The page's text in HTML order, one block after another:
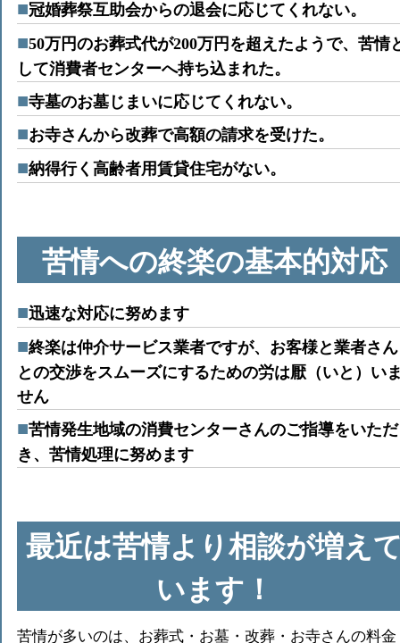
冠婚葬祭互助会からの退会に応じてくれない。
50万円のお葬式代が200万円を超えたようで、苦情
して消費者センターへ持ち込まれた。
寺墓のお墓じまいに応じてくれない。
お寺さんから改葬で高額の請求を受けた。
納得行く高齢者用賃貸住宅がない。
苦情への終楽の基本的対応
迅速な対応に努めます
終楽は仲介サービス業者ですが、お客様と業者さん
との交渉をスムーズにするための労は厭（いと）い
せん
苦情発生地域の消費センターさんのご指導をいただ
き、苦情処理に努めます
最近は苦情より相談が増え
います！
苦情が多いのは、お葬式・お墓・改葬・お寺さんの料金